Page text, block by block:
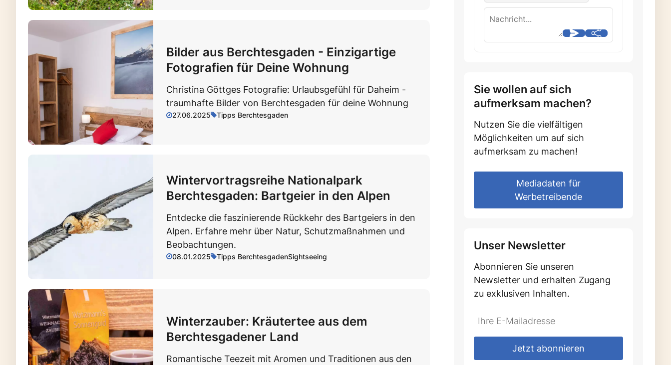
Bilder aus Berchtesgaden - Einzigartige
Fotografien für Deine Wohnung
Christina Göttges Fotografie: Urlaubsgefühl für Daheim -
traumhafte Bilder von Berchtesgaden für deine Wohnung
27.06.2025 Tipps Berchtesgaden
Wintervortragsreihe Nationalpark
Berchtesgaden: Bartgeier in den Alpen
Entdecke die faszinierende Rückkehr des Bartgeiers in den
Alpen. Erfahre mehr über Natur, Schutzmaßnahmen und
Beobachtungen.
08.01.2025 Tipps BerchtesgadenSightseeing
Winterzauber: Kräutertee aus dem
Berchtesgadener Land
Romantische Teezeit mit Aromen und Traditionen aus den
Sie wollen auf sich
aufmerksam machen?
Nutzen Sie die vielfältigen
Möglichkeiten um auf sich
aufmerksam zu machen!
Mediadaten für
Werbetreibende
Unser Newsletter
Abonnieren Sie unseren
Newsletter und erhalten Zugang
zu exklusiven Inhalten.
Do
this
*Ihre
Mailadresse:Jetzt abonnieren